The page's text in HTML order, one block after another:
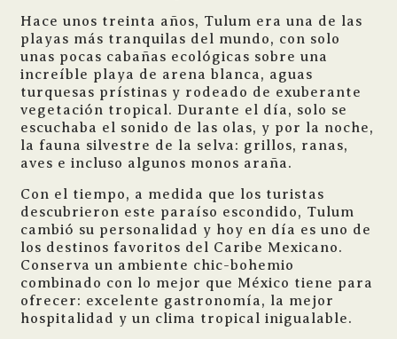
Hace unos treinta años, Tulum era una de las
playas más tranquilas del mundo, con solo
unas pocas cabañas ecológicas sobre una
increíble playa de arena blanca, aguas
turquesas prístinas y rodeado de exuberante
vegetación tropical. Durante el día, solo se
escuchaba el sonido de las olas, y por la noche,
la fauna silvestre de la selva: grillos, ranas,
aves e incluso algunos monos araña.
Con el tiempo, a medida que los turistas
descubrieron este paraíso escondido, Tulum
cambió su personalidad y hoy en día es uno de
los destinos favoritos del Caribe Mexicano.
Conserva un ambiente chic-bohemio
combinado con lo mejor que México tiene para
ofrecer: excelente gastronomía, la mejor
hospitalidad y un clima tropical inigualable.